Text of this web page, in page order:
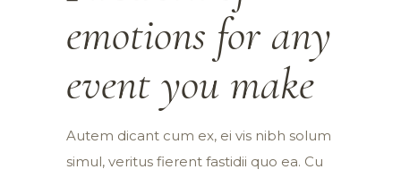
emotions for any
event you make
Autem dicant cum ex, ei vis nibh solum
simul, veritus fierent fastidii quo ea. Cu